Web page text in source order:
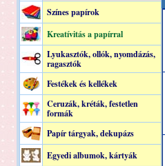
Színes papírok
Kreatívitás a papírral
Lyukasztók, ollók, nyomdázás,
ragasztók
Festékek és kellékek
Ceruzák, kréták, festetlen
formák
Papír tárgyak, dekupázs
Egyedi albumok, kártyák